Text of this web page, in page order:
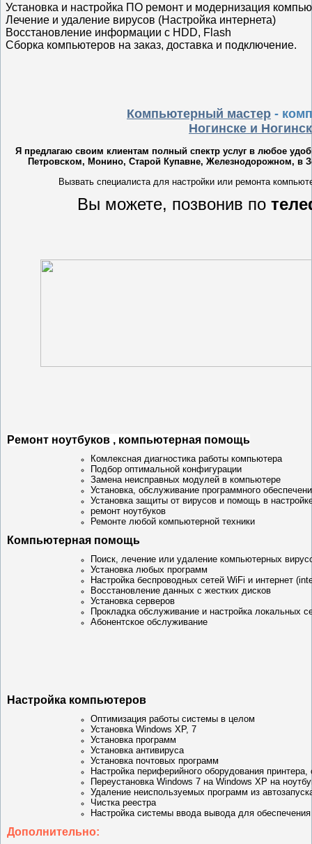
Установка и настройка ПО ремонт и модернизация
Лечение и удаление вирусов (Настройка интернета)
Восстановление информации с HDD, Flash
Сборка компьютеров на заказ, доставка и подключение.
Компьютерный мастер -
Ногинске и
Я предлагаю своим клиентам полный спектр услуг в любое
Петровском, Монино, Старой Купавне, Железнодорожном, в
Вызвать специалиста для настройки или ремонта
Вы можете, позвонив по
Ремонт ноутбуков , компьютерная помощь
Комлексная диагностика работы компьютера
Подбор оптимальной конфигурации
Замена неисправных модулей в компьютере
Установка, обслуживание программного
Установка защиты от вирусов и помощь в
ремонт ноутбуков
Ремонте любой компьютерной техники
Компьютерная помощь
Поиск, лечение или удаление компьютерных
Установка любых программ
Настройка беспроводных сетей WiFi и интернет
Восстановление данных с жестких дисков
Установка серверов
Прокладка обслуживание и настройка локальных
Абонентское обслуживание
Настройка компьютеров
Оптимизация работы системы в целом
Установка Windows XP, 7
Установка программ
Установка антивируса
Установка почтовых программ
Настройка периферийного оборудования принтера,
Переустановка Windows 7 на Windows XP на
Удаление неиспользуемых программ из
Чистка реестра
Настройка системы ввода вывода для
Дополнительно: